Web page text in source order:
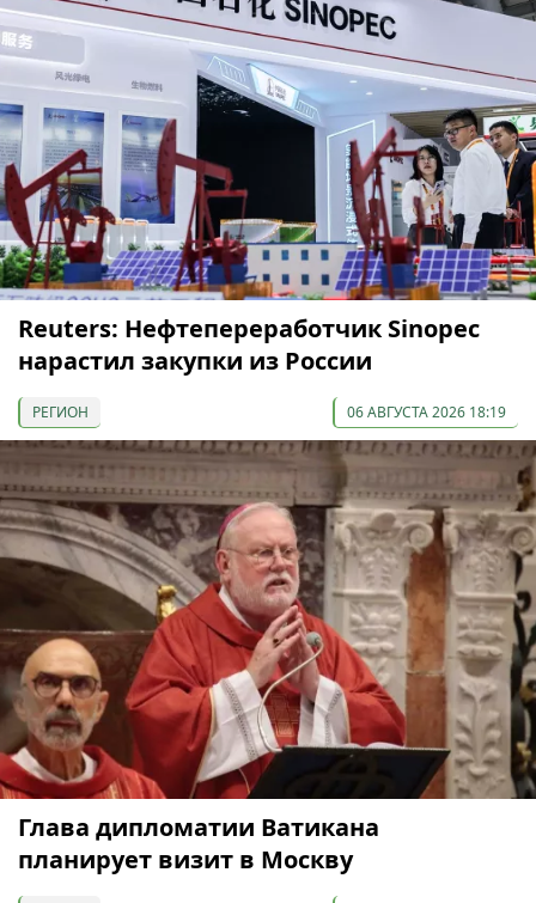
Reuters: Нефтепереработчик Sinopec
нарастил закупки из России
РЕГИОН 06 АВГУСТА 2026 18:19
Глава дипломатии Ватикана
планирует визит в Москву